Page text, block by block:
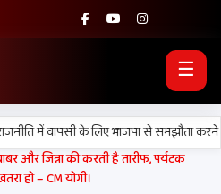
☰
में वापसी के लिए भाजपा से समझौता करने
और जिन्ना की करती है तारीफ, पर्यटक
हो – CM योगी।